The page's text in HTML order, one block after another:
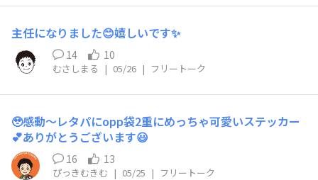
主任になりました😊嬉しいです✨️
14 10
むさしまる | 05/26 | フリートーク
🥹感動〜レタパにopp袋2重にめっちゃ可愛いステッカー
💕ありがとうございます😃
16 13
ぴっきむきむ | 05/25 | フリートーク